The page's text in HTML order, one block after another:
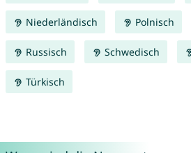
Niederländisch Polnisch
Russisch Schwedisch
Türkisch